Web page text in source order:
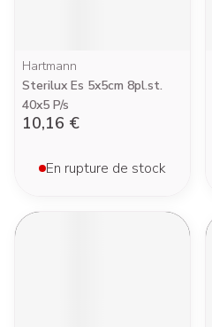
Hartmann
Sterilux Es 5x5cm 8pl.st.
40x5 P/s
10,16 €
En rupture de stock